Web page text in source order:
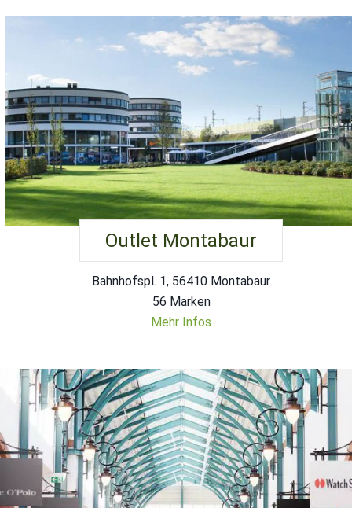
Outlet Montabaur
Bahnhofspl. 1, 56410 Montabaur
56 Marken
Mehr Infos